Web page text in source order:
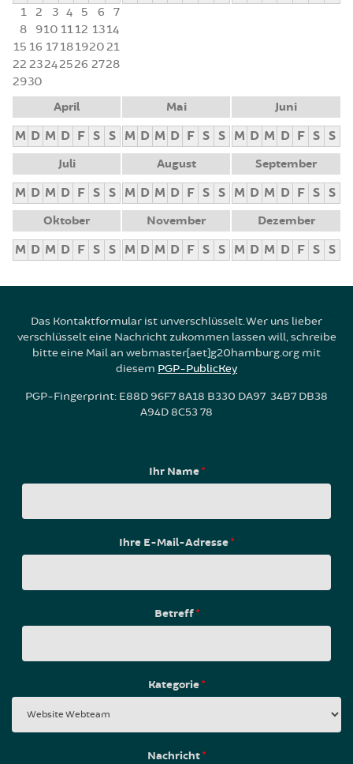
1 2 3 4 5 6
7
8
910 1112 1314
15 16 1718192021
22 23242526 2728
2930
April
M D M D F S S
Mai
M D M D F S S
Juni
M D M D F S S
Juli
M D M D F S S
August
M D M D F S S
September
M D M D F S S
Oktober
M D M D F S S
November
M D M D F S S
Dezember
M D M D F S S
Das Kontaktformular ist unverschlüsselt. Wer uns lieber
verschlüsselt eine Nachricht zukommen lassen will, schreibe
bitte eine Mail an webmaster[aet]g20hamburg.org mit
diesem PGP-PublicKey
PGP-Fingerprint: E88D 96F7 8A18 B330 DA97 34B7 DB38
A94D 8C53 78
Ihr Name*
Ihre E-Mail-Adresse*
Betreff*
Kategorie*
Nachricht*